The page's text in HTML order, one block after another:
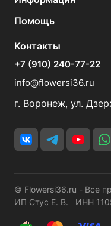
Помощь
Контакты
+7 (910) 240-77-22
info@flowersi36.ru
г. Воронеж, ул.
© Flowersi36.ru - Все
ИП Стус Е. В. ИНН